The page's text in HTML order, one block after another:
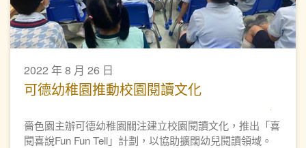
2022 年 8 月 26 日
可德幼稚園推動校園閱讀文化
嗇色園主辦可德幼稚園關注建立校園閱讀文化，推出「喜
閱喜說Fun Fun Tell」計劃，以協助擴闊幼兒閱讀領域。